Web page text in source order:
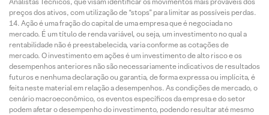
preços dos ativos, com utilização de “stops” para limitar as possíveis perdas.
Ação é uma fração do capital de uma empresa que é negociada no
mercado. É um título de renda variável, ou seja, um investimento no qual a
rentabilidade não é preestabelecida, varia conforme as cotações de
mercado. O investimento em ações é um investimento de alto risco e os
desempenhos anteriores não são necessariamente indicativos de resultados
futuros e nenhuma declaração ou garantia, de forma expressa ou implícita, é
feita neste material em relação a desempenhos. As condições de mercado, o
cenário macroeconômico, os eventos específicos da empresa e do setor
podem afetar o desempenho do investimento, podendo resultar até mesmo